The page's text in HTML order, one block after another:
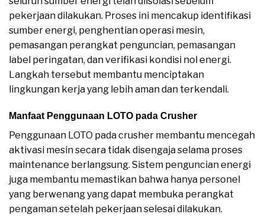
pekerjaan dilakukan. Proses ini mencakup identifikasi
sumber energi, penghentian operasi mesin,
pemasangan perangkat penguncian, pemasangan
label peringatan, dan verifikasi kondisi nol energi.
Langkah tersebut membantu menciptakan
lingkungan kerja yang lebih aman dan terkendali.
Manfaat Penggunaan LOTO pada Crusher
Penggunaan LOTO pada crusher membantu mencegah
aktivasi mesin secara tidak disengaja selama proses
maintenance berlangsung. Sistem penguncian energi
juga membantu memastikan bahwa hanya personel
yang berwenang yang dapat membuka perangkat
pengaman setelah pekerjaan selesai dilakukan.